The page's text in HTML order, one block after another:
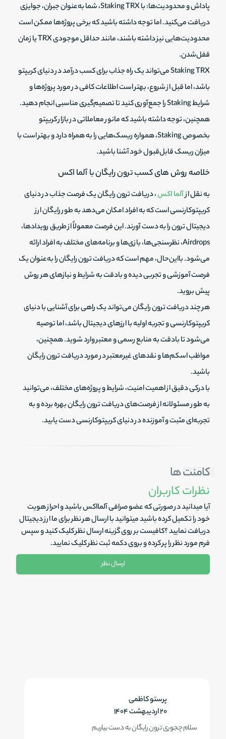
پاداش و محدودیت‌ها: با Staking TRX، شما به‌عنوان جبران، جوایزی
دریافت می‌کنید. اما توجه داشته باشید که برخی پروژه‌ها ممکن است
محدودیت‌هایی نیز داشته باشند، مانند حداقل موجودی TRX یا زمان
قفل‌شدن.
Staking TRX می‌تواند یک راه جذاب برای کسب درآمد در دنیای کریپتو
باشد، اما قبل از شروع، بهتر است اطلاعات کافی در مورد پروژه‌ها و
شرایط Staking را جمع‌آوری کنید تا تصمیم‌گیری مناسبی انجام دهید.
همچنین، توجه داشته باشید که مانور معاملاتی در بازار کریپتو
بخصوص Staking، همواره ریسک‌هایی را به همراه دارد و بهتر است با
میزان ریسک قابل‌قبول خود آشنا باشید.
خلاصه روش های کسب ترون رایگان با آلما اکس
به نقل ازآلما اکس، دریافت ترون رایگان یک فرصت جذاب در دنیای
کریپتوکارنسی است که به افراد امکان می‌دهد به طور رایگان ارز
دیجیتال ترون را به دست آورند. این فرصت معمولاً از طریق رویدادها،
Airdrops، نظرسنجی‌ها، بازی‌ها و برنامه‌های مختلف به افراد ارائه
می‌شود. بااین‌حال، مهم است که دریافت ترون رایگان را به‌عنوان یک
فرصت آموزشی و تجربی دیده و بادقت به شرایط و نیازهای هر روش
پیش بروید.
هر چند دریافت ترون رایگان می‌تواند یک راهی برای آشنایی با دنیای
کریپتوکارنسی و تجربه اولیه با ارزهای دیجیتال باشد، اما توصیه
می‌شود تا بادقت به منابع رسمی و معتبر وارد شوید. همچنین،
مواظب اسکم‌ها و نقدهای غیرمعتبر در مورد دریافت ترون رایگان
باشید.
با درکی دقیق از اهمیت امنیت، شرایط و پروژه‌های مختلف، می‌توانید
به طور مسئولانه از فرصت‌های دریافت ترون رایگان بهره‌ برده و به
تجربه‌ای مثبت و آموزنده در دنیای کریپتوکارنسی دست یابید.
کامنت ها
نظرات کاربران
آیا میدانید در صورتی که عضو صرافی آلمااکس باشید و احراز هویت
خود را تکمیل کرده باشید میتوانید با ارسال هر نظر برای ما ارز دیجیتال
دریافت نمایید ؟کافیست بر روی گزینه ارسال نظر کلیک کنید و سپس
فرم مورد نظر را پر کرده و بروی دکمه ثبت نظر کلیک نمایید.
ارسال نظر
پرستو کاظمی
۲۰ اردیبهشت ۱۴۰۴
سلام چجوری ترون رایگان به دست بیاریم